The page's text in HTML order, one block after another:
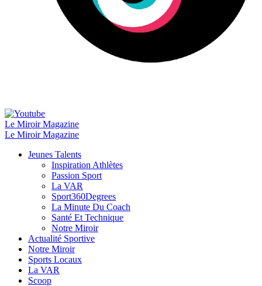
Le Miroir Magazine
Le Miroir Magazine
Jeunes Talents
Inspiration Athlètes
Passion Sport
La VAR
Sport360Degrees
La Minute Du Coach
Santé Et Technique
Notre Miroir
Actualité Sportive
Notre Miroir
Sports Locaux
La VAR
Scoop